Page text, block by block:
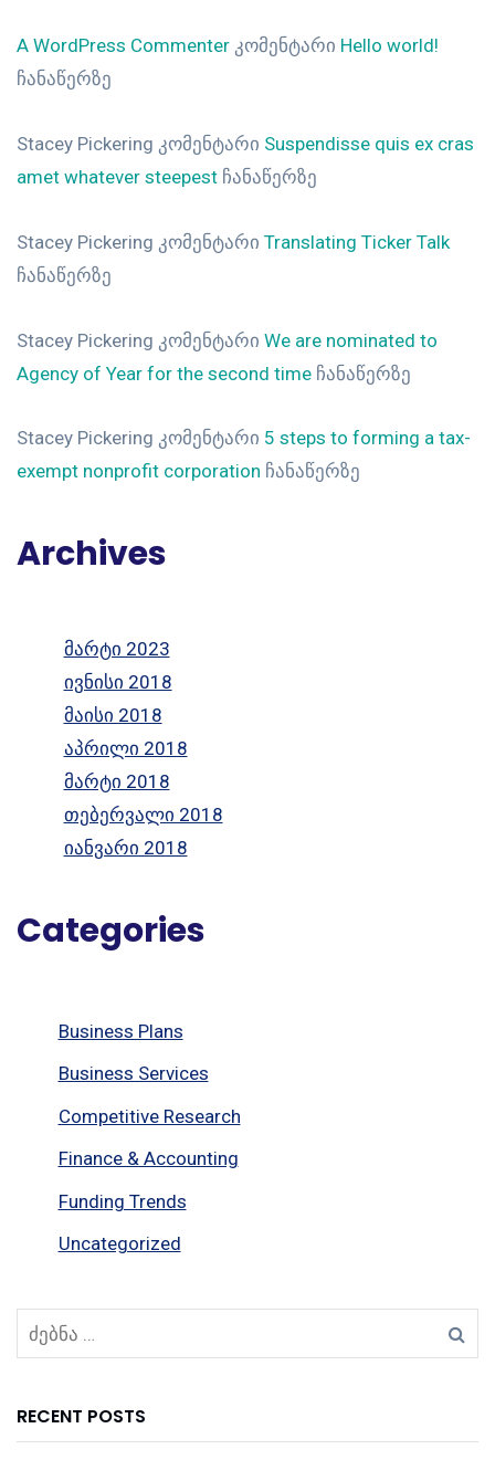
A WordPress Commenter კომენტარი Hello world!
ჩანაწერზე
Stacey Pickering კომენტარი Suspendisse quis ex cras
amet whatever steepest ჩანაწერზე
Stacey Pickering კომენტარი Translating Ticker Talk
ჩანაწერზე
Stacey Pickering კომენტარი We are nominated to
Agency of Year for the second time ჩანაწერზე
Stacey Pickering კომენტარი 5 steps to forming a tax-
exempt nonprofit corporation ჩანაწერზე
Archives
მარტი 2023
ივნისი 2018
მაისი 2018
აპრილი 2018
მარტი 2018
თებერვალი 2018
იანვარი 2018
Categories
Business Plans
Business Services
Competitive Research
Finance & Accounting
Funding Trends
Uncategorized
RECENT POSTS